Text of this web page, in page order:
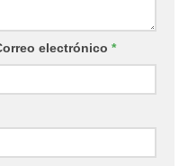
electrónico *